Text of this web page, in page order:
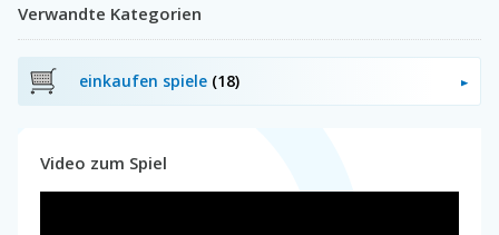
Verwandte Kategorien
einkaufen spiele (18)
Video zum Spiel